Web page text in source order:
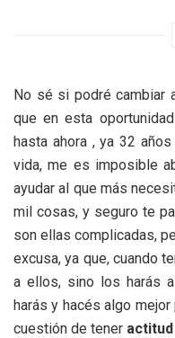
No sé si podré cambiar
que en esta
hasta ahora , ya 32
vida, me es imposible
ayudar al que más
mil cosas, y seguro te
son ellas complicadas,
excusa, ya que, cuando
a ellos, sino los harás
harás y hacés algo
cuestión de tener